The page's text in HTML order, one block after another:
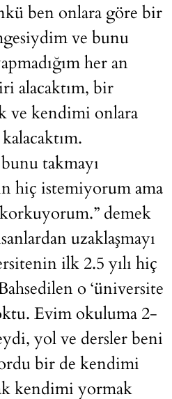
ben onlara göre bir
ve bunu
her an
alacaktım, bir
ve kendimi onlara
takmayı
hiç istemiyorum ama
demek
uzaklaşmayı
ilk 2.5 yılı hiç
o ‘üniversite
Evim okuluma 2-
yol ve dersler beni
bir de kendimi
kendimi yormak